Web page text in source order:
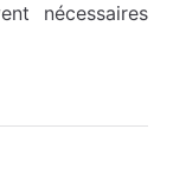
nécessaires